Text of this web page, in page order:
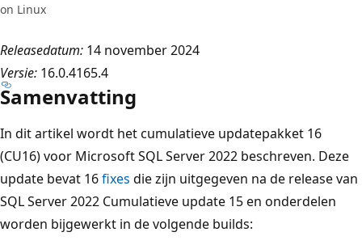
on Linux
Releasedatum: 14 november 2024
Versie: 16.0.4165.4
Samenvatting
In dit artikel wordt het cumulatieve updatepakket 16
(CU16) voor Microsoft SQL Server 2022 beschreven. Deze
update bevat 16fixes die zijn uitgegeven na de release van
SQL Server 2022 Cumulatieve update 15 en onderdelen
worden bijgewerkt in de volgende builds: